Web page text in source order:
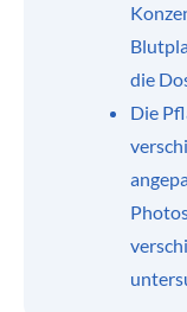
die
Die